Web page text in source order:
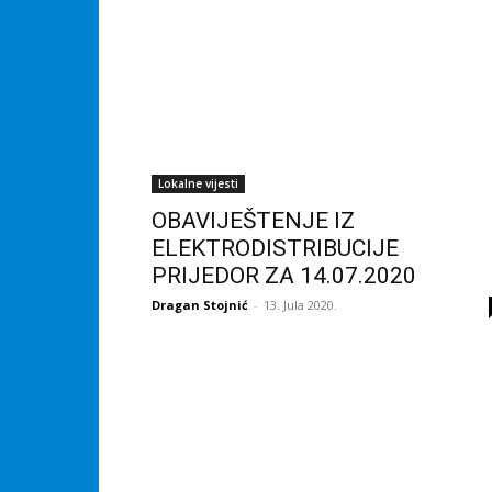
Lokalne vijesti
OBAVIJEŠTENJE IZ
ELEKTRODISTRIBUCIJE
PRIJEDOR ZA 14.07.2020
Dragan Stojnić - 13. Jula 2020.